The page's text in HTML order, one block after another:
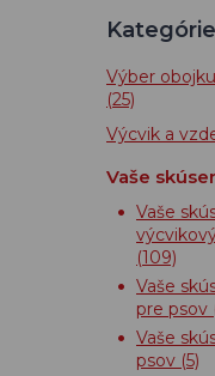
Výber
(25)
Výcvik a
Vaše
Vaše
(109)
Vaše
pre psov
Vaše
psov (5)